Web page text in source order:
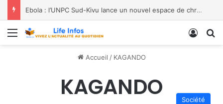
Ebola : l’UNPC Sud-Kivu lance un nouvel espace de chroniques pour renforcer la sensibilisation
Menu
Accueil / KAGANDO
KAGANDO Société